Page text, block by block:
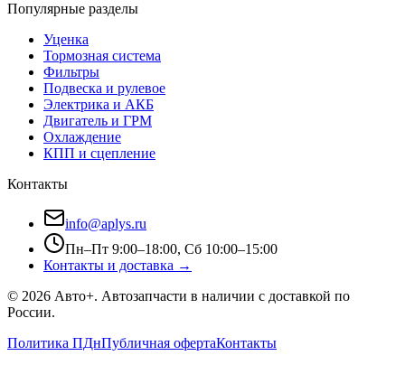
Популярные разделы
Уценка
Тормозная система
Фильтры
Подвеска и рулевое
Электрика и АКБ
Двигатель и ГРМ
Охлаждение
КПП и сцепление
Контакты
info@aplys.ru
Пн–Пт 9:00–18:00, Сб 10:00–15:00
Контакты и доставка →
© 2026 Авто+. Автозапчасти в наличии с доставкой по
России.
Политика ПДнПубличная офертаКонтакты